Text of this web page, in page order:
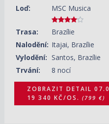
Loď: MSC Musica
Trasa:
Brazílie
Nalodění: Itajai, Brazílie
Vylodění: Santos, Brazílie
Trvání:
8 nocí
ZOBRAZIT DETAIL
19 340 KČ/OS. (799 €)